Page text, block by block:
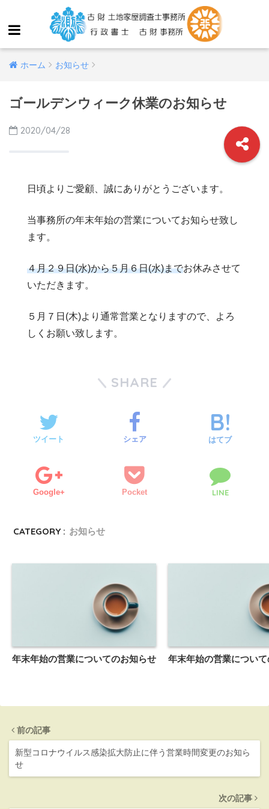
ホーム お知らせ
ゴールデンウィーク休業のお知らせ
2020/04/28
日頃よりご愛顧、誠にありがとうございます。
当事務所の年末年始の営業についてお知らせ致し
ます。
４月２９日(水)から５月６日(水)までお休みさせて
いただきます。
５月７日(木)より通常営業となりますので、よろ
しくお願い致します。
SHARE
ツイート シェア はてブ
Google+ Pocket LINE
CATEGORY : お知らせ
年末年始の営業についてのお知らせ 年末年始の営業につい
前の記事
新型コロナウイルス感染拡大防止に伴う営業時間変更のお知ら
せ
次の記事